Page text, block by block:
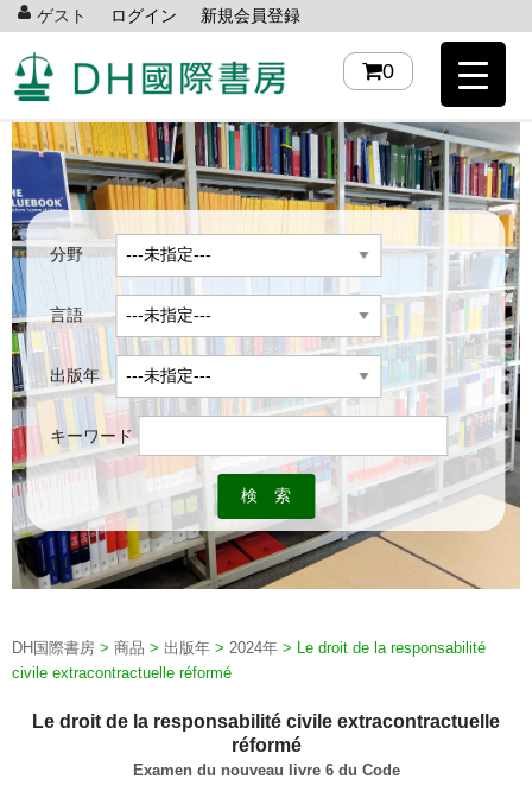
ゲスト ログイン 新規会員登録
0
分野
言語
出版年
キーワード
DH国際書房 > 商品 > 出版年 > 2024年 > Le droit de la responsabilité
civile extracontractuelle réformé
Le droit de la responsabilité civile extracontractuelle
réformé
Examen du nouveau livre 6 du Code